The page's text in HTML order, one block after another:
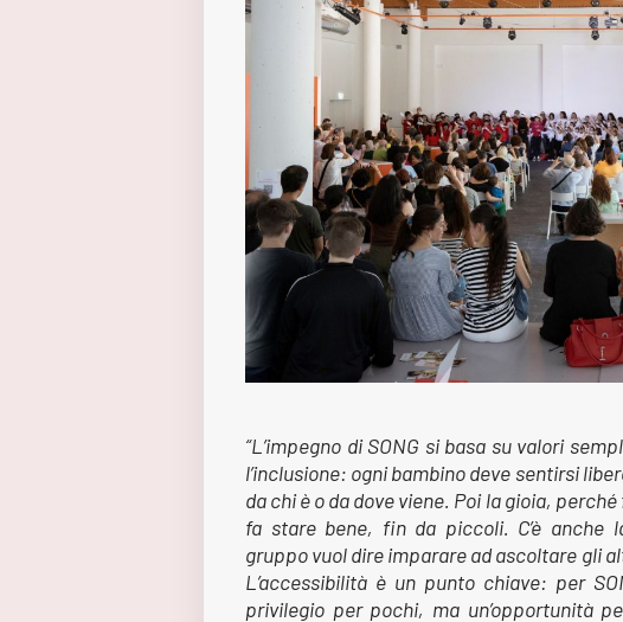
“L’impegno di SONG si basa su valori
l’inclusione: ogni bambino deve sentirsi
da chi è o da dove viene. Poi la gioia,
fa stare bene, fin da piccoli. C’è anche
gruppo vuol dire imparare ad ascoltare gli
L’accessibilità è un punto chiave: per
privilegio per pochi, ma un’opportunità